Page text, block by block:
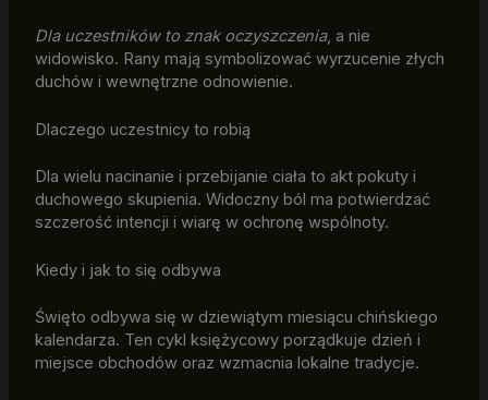
Dla uczestników to znak oczyszczenia, a nie
widowisko. Rany mają symbolizować wyrzucenie złych
duchów i wewnętrzne odnowienie.
Dlaczego uczestnicy to robią
Dla wielu nacinanie i przebijanie ciała to akt pokuty i
duchowego skupienia. Widoczny ból ma potwierdzać
szczerość intencji i wiarę w ochronę wspólnoty.
Kiedy i jak to się odbywa
Święto odbywa się w dziewiątym miesiącu chińskiego
kalendarza. Ten cykl księżycowy porządkuje dzień i
miejsce obchodów oraz wzmacnia lokalne tradycje.